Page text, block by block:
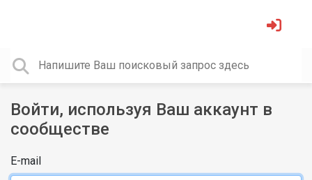
Войти, используя Ваш аккаунт в
сообществе
E-mail